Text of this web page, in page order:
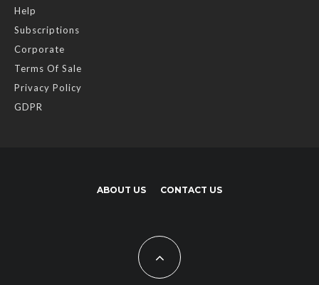
Help
Subscriptions
Corporate
Terms Of Sale
Privacy Policy
GDPR
ABOUT US CONTACT US